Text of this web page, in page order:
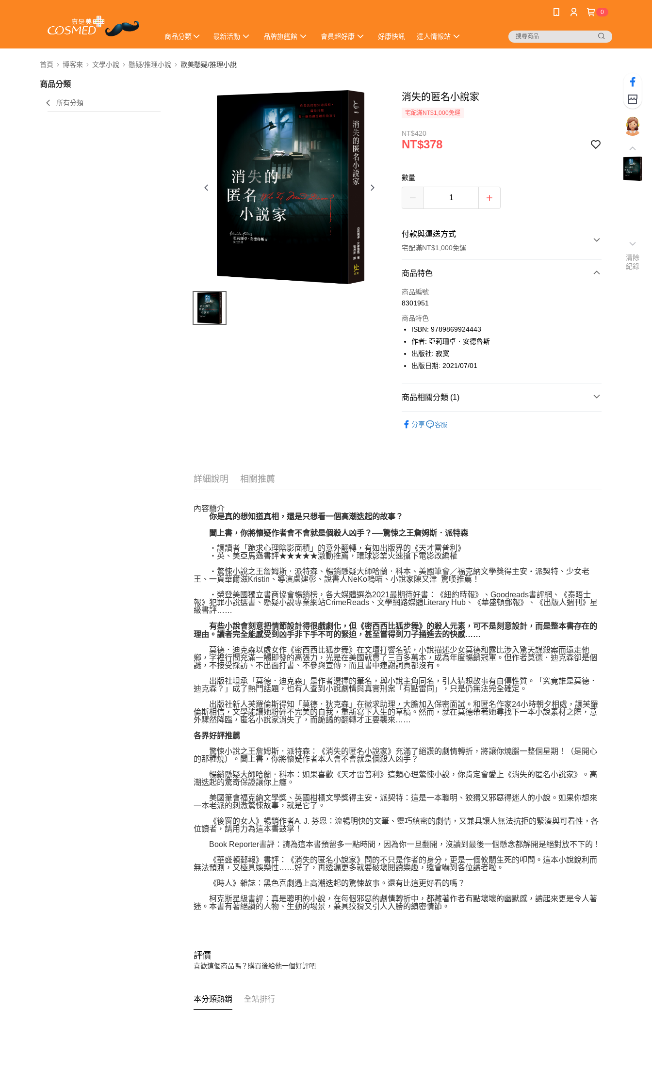
0
商品分類 最新活動 品牌旗艦館 會員超好康 好康快訊 達人情報站
首頁 博客來 文學小說 懸疑/推理小說 歐美懸疑/推理小說
商品分類
所有分類
消失的匿名小說家
宅配滿NT$1,000免運
NT$420
NT$378
數量
付款與運送方式
宅配滿NT$1,000免運
付款方式
icash Pay
數位禮券
LINE Pay
Apple Pay
悠遊付
商品特色
商品編號
8301951
商品特色
ISBN: 9789869924443
作者: 亞莉珊卓．安德魯斯
出版社: 寂寞
出版日期: 2021/07/01
商品相關分類 (1)
分享
客服
詳細說明 相關推薦
內容簡介
你是真的想知道真相，還是只想看一個高潮迭起的故事？
闔上書，你將懷疑作者會不會就是個殺人凶手？──驚悚之王詹姆斯．派特森
‧讓讀者「跪求心理陰影面積」的意外翻轉，有如出版界的《天才雷普利》
‧英、美亞馬遜書評★★★★★激動推薦，環球影業火速搶下電影改編權
‧驚悚小說之王詹姆斯．派特森、暢銷懸疑大師哈蘭．科本、美國筆會／福克納文學獎得主安‧派契特、少女老
王、一頁華爾滋Kristin、導演盧建彰、說書人NeKo嗚喵、小說家陳又津 驚嘆推薦！
‧榮登美國獨立書商協會暢銷榜，各大媒體選為2021最期待好書：《紐約時報》、Goodreads書評網、《泰晤士
報》犯罪小說選書、懸疑小說專業網站CrimeReads、文學網路媒體Literary Hub、《華盛頓郵報》、《出版人週刊》星
級書評……
有些小說會刻意把情節設計得很戲劇化，但《密西西比狐步舞》的殺人元素，可不是刻意設計，而是整本書存在的
理由。讀者完全能感受到凶手非下手不可的緊迫，甚至嘗得到刀子捅進去的快感……
莫德．迪克森以處女作《密西西比狐步舞》在文壇打響名號，小說描述少女莫德和露比涉入驚天謀殺案而遠走他
鄉，字裡行間充滿一觸即發的高張力，光是在美國就賣了三百多萬本，成為年度暢銷冠軍。但作者莫德．迪克森卻是個
謎，不接受採訪、不出面打書、不參與宣傳，而且書中連謝詞頁都沒有。
出版社坦承「莫德．迪克森」是作者選擇的筆名，與小說主角同名，引人猜想故事有自傳性質。「究竟誰是莫德．
迪克森？」成了熱門話題，也有人查到小說劇情與真實刑案「有點雷同」，只是仍無法完全確定。
出版社新人芙羅倫斯得知「莫德．狄克森」在徵求助理，大膽加入保密面試。和匿名作家24小時朝夕相處，讓芙羅
倫斯相信，文學能讓她粉碎不完美的自我，重新寫下人生的草稿。然而，就在莫德帶著她尋找下一本小說素材之際，意
外驟然降臨，匿名小說家消失了，而詭譎的翻轉才正要襲來……
各界好評推薦
驚悚小說之王詹姆斯．派特森：《消失的匿名小說家》充滿了絕讚的劇情轉折，將讓你燒腦一整個星期！（是開心
的那種燒）。闔上書，你將懷疑作者本人會不會就是個殺人凶手？
暢銷懸疑大師哈蘭．科本：如果喜歡《天才雷普利》這類心理驚悚小說，你肯定會愛上《消失的匿名小說家》。高
潮迭起的驚奇保證讓你上癮。
美國筆會福克納文學獎、英國柑橘文學獎得主安‧派契特：這是一本聰明、狡猾又邪惡得迷人的小說。如果你想來
一本老派的刺激驚悚故事，就是它了。
《後窗的女人》暢銷作者A. J. 芬恩：流暢明快的文筆、靈巧縝密的劇情，又兼具讓人無法抗拒的緊湊與可看性，各
位讀者，請用力為這本書鼓掌！
Book Reporter書評：請為這本書預留多一點時間，因為你一旦翻開，沒讀到最後一個懸念都解開是絕對放不下的！
《華盛頓郵報》書評：《消失的匿名小說家》問的不只是作者的身分，更是一個攸關生死的叩問。這本小說銳利而
無法預測，又極具娛樂性……好了，再透漏更多就要破壞閱讀樂趣，還會嚇到各位讀者啦。
《時人》雜誌：黑色喜劇遇上高潮迭起的驚悚故事。還有比這更好看的嗎？
柯克斯星級書評：真是聰明的小說，在每個邪惡的劇情轉折中，都藏著作者有點壞壞的幽默感，讀起來更是令人著
迷。本書有著絕讚的人物、生動的場景，兼具狡猾又引人入勝的縝密情節。
評價
喜歡這個商品嗎？購買後給他一個好評吧
本分類熱銷 全站排行
清除
紀錄